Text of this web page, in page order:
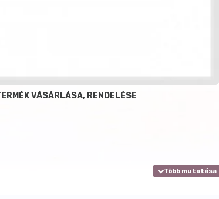
VÁSÁRLÁSA, RENDELÉSE